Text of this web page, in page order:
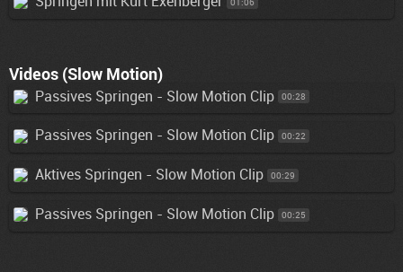
Videos (Slow Motion)
Passives Springen - Slow Motion Clip 00:28
Passives Springen - Slow Motion Clip 00:22
Aktives Springen - Slow Motion Clip 00:29
Passives Springen - Slow Motion Clip 00:25